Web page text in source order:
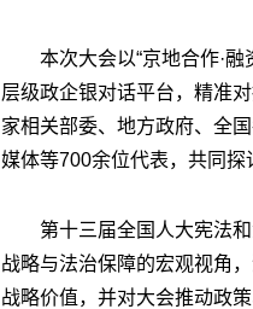
本次大会以“京地合作·
层级政企银对话平台，精准
家相关部委、地方政府、全
媒体等700余位代表，共同探
第十三届全国人大宪法
战略与法治保障的宏观视角
战略价值，并对大会推动政